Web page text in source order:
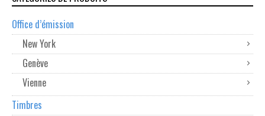
Office d’émission
New York
Genève
Vienne
Timbres